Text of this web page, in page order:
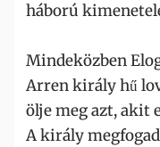
háború
Mindeközben
Arren király hű
ölje meg azt, akit
A király